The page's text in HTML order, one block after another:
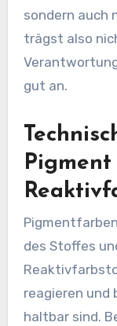
sondern auch
trägst also
gut an.
Pigment
des Stoffes
reagieren und
haltbar sind.